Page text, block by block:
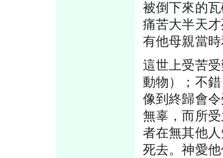
被倒下來的
痛苦大半天
有他母親當
這世上受苦
動物）；不
像到終歸會
無辜，而所
者在無其他
死去。神愛